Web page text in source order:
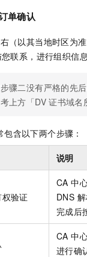
单确认
（以其当地时区为
联系，进行组织信
骤二没有严格的先
上方「DV 证书域名
含以下两个步骤：
说明
验证
CA 中
DNS
完成后
CA 中
进行确